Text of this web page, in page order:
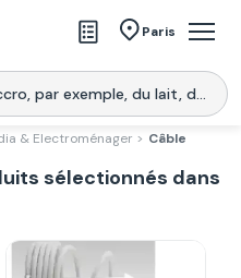
Paris
Télécharger
& Electroménager > Câble
sélectionnés dans